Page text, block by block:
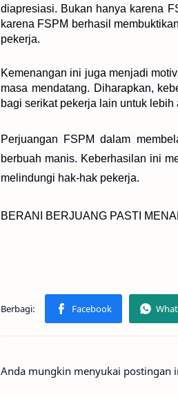
diapresiasi. Bukan hanya karena
karena FSPM berhasil
pekerja.
Kemenangan ini juga menjadi
masa mendatang. Diharapkan,
bagi serikat pekerja lain untuk
Perjuangan FSPM dalam
berbuah manis. Keberhasilan ini
melindungi hak-hak pekerja.
BERANI BERJUANG PASTI
Anda mungkin menyukai postingan